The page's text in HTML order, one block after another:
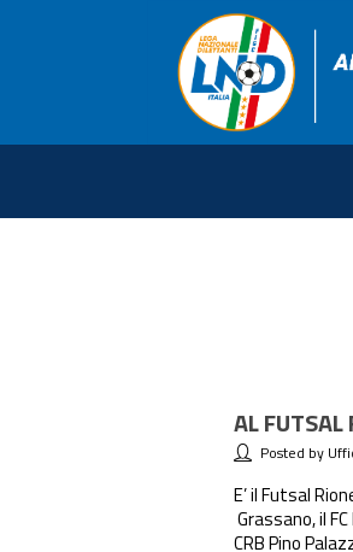
AL FUTSAL
Posted by
E’ il Futsal
Grassano, il
CRB Pino